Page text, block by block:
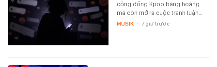
cộng đồng Kpop bàng hoàng
mà còn mở ra cuộc tranh luận…
MUSIK - 7 giờ trước